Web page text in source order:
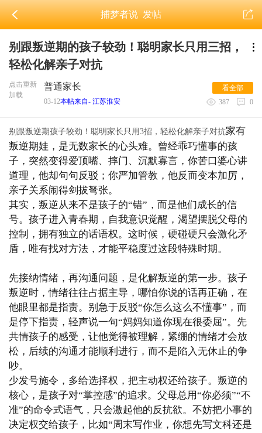
捕梦者说发帖
别跟叛逆期的孩子较劲！聪明家长只用三招，
轻松化解亲子对抗
点击重新
加载
普通家长
03-12本帖来自- 江苏淮安
看全部
387
0
别跟叛逆期孩子较劲！聪明家长只用3招，轻松化解亲子对抗家有
叛逆期娃，是无数家长的心头难。曾经乖巧懂事的孩
子，突然变得爱顶嘴、摔门、沉默寡言，你苦口婆心讲
道理，他却句句反驳；你严加管教，他反而变本加厉，
亲子关系闹得剑拔弩张。
其实，叛逆从来不是孩子的“错”，而是他们成长的信
号。孩子进入青春期，自我意识觉醒，渴望摆脱父母的
控制，拥有独立的话语权。这时候，硬碰硬只会激化矛
盾，唯有找对方法，才能平稳度过这段特殊时期。
先接纳情绪，再沟通问题，是化解叛逆的第一步。孩子
叛逆时，情绪往往占据主导，哪怕你说的话再正确，在
他眼里都是指责。别急于反驳“你怎么这么不懂事”，而
是停下指责，轻声说一句“妈妈知道你现在很委屈”。先
共情孩子的感受，让他觉得被理解，紧绷的情绪才会放
松，后续的沟通才能顺利进行，而不是陷入无休止的争
吵。
少发号施令，多给选择权，把主动权还给孩子。叛逆的
核心，是孩子对“掌控感”的追求。父母总用“你必须”“不
准”的命令式语气，只会激起他的反抗欲。不妨把小事的
决定权交给孩子，比如“周末写作业，你想先写文科还是